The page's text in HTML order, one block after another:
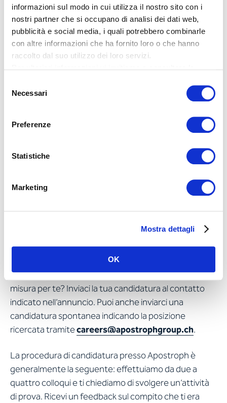
informazioni sul modo in cui utilizza il nostro sito con i
nostri partner che si occupano di analisi dei dati web,
pubblicità e social media, i quali potrebbero combinarle
con altre informazioni che ha fornito loro o che hanno
raccolto dal suo utilizzo dei loro servizi.
delNecessari
Preferenze
Statistiche
Marketing
Mostra dettagli
OK
come datore di lavoro e te
felice
lavoro flessibili, promuoviamo l’iniziativa personale e
creiamo opportunità di sviluppo professionale. A tutto
ciò, aggiungi salari equi, un ambiente di lavoro ben
equipaggiato e corsi di formazione con i quali ti
impegnativo presso Apostroph. L’unica cosa che non
Ecco come candidarsi da
Apostroph
Uno dei nostri annunci di lavoro sembra fatto su
misura per te? Inviaci la tua candidatura al contatto
indicato nell’annuncio. Puoi anche inviarci una
candidatura spontanea indicando la posizione
ricercata tramitecareers@apostrophgroup.ch.
La procedura di candidatura presso Apostroph è
generalmente la seguente: effettuiamo da due a
quattro colloqui e ti chiediamo di svolgere un’attività
di prova. Ricevi un feedback sul compito che ti era